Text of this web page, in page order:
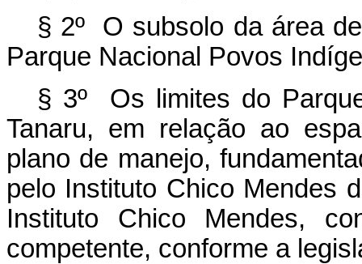
§ 2º O subsolo da área
Parque Nacional Povos
§ 3º Os limites do
Tanaru, em relação ao
plano de manejo,
pelo Instituto Chico Mendes
Instituto Chico Mendes,
competente, conforme a